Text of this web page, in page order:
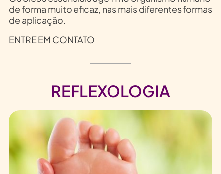
de forma muito eficaz, nas mais diferentes formas
de aplicação.
ENTRE EM CONTATO
REFLEXOLOGIA